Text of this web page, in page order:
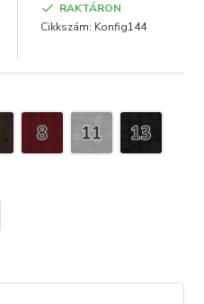
RAKTÁRON
Cikkszám: Konfig144